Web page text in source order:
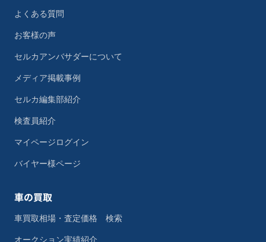
よくある質問
お客様の声
セルカアンバサダーについて
メディア掲載事例
セルカ編集部紹介
検査員紹介
マイページログイン
バイヤー様ページ
車の買取
車買取相場・査定価格 検索
オークション実績紹介